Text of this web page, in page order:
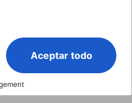
7 minutos